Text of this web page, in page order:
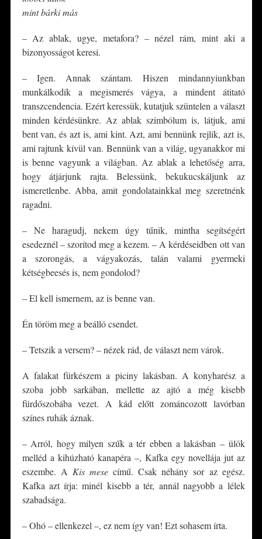
mint bárki más
– Az ablak, ugye, metafora? – nézel rám, mint aki a
bizonyosságot keresi.
– Igen. Annak szántam. Hiszen mindannyiunkban
munkálkodik a megismerés vágya, a mindent átitató
transzcendencia. Ezért keressük, kutatjuk szüntelen a választ
minden kérdésünkre. Az ablak szimbólum is, látjuk, ami
bent van, és azt is, ami kint. Azt, ami bennünk rejlik, azt is,
ami rajtunk kívül van. Bennünk van a világ, ugyanakkor mi
is benne vagyunk a világban. Az ablak a lehetőség arra,
hogy átjárjunk rajta. Belessünk, bekukucskáljunk az
ismeretlenbe. Abba, amit gondolatainkkal meg szeretnénk
ragadni.
– Ne haragudj, nekem úgy tűnik, mintha segítségért
esedeznél – szorítod meg a kezem. – A kérdéseidben ott van
a szorongás, a vágyakozás, talán valami gyermeki
kétségbeesés is, nem gondolod?
– El kell ismernem, az is benne van.
Én töröm meg a beálló csendet.
– Tetszik a versem? – nézek rád, de választ nem várok.
A falakat fürkészem a piciny lakásban. A konyharész a
szoba jobb sarkában, mellette az ajtó a még kisebb
fürdőszobába vezet. A kád előtt zománcozott lavórban
színes ruhák áznak.
– Arról, hogy milyen szűk a tér ebben a lakásban – ülök
melléd a kihúzható kanapéra –, Kafka egy novellája jut az
eszembe. A Kis mesecímű. Csak néhány sor az egész.
Kafka azt írja: minél kisebb a tér, annál nagyobb a lélek
szabadsága.
– Ohó – ellenkezel –, ez nem így van! Ezt sohasem írta.